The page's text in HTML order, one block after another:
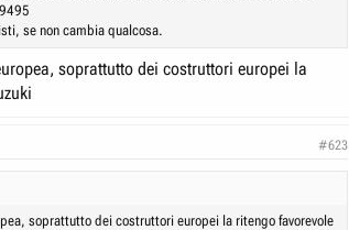
se non cambia qualcosa.
soprattutto dei costruttori europei la
#623
soprattutto dei costruttori europei la ritengo favorevole